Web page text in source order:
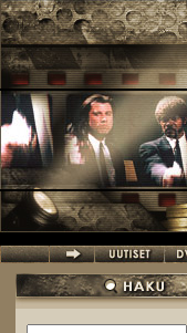
Hyppää pääsisältöön